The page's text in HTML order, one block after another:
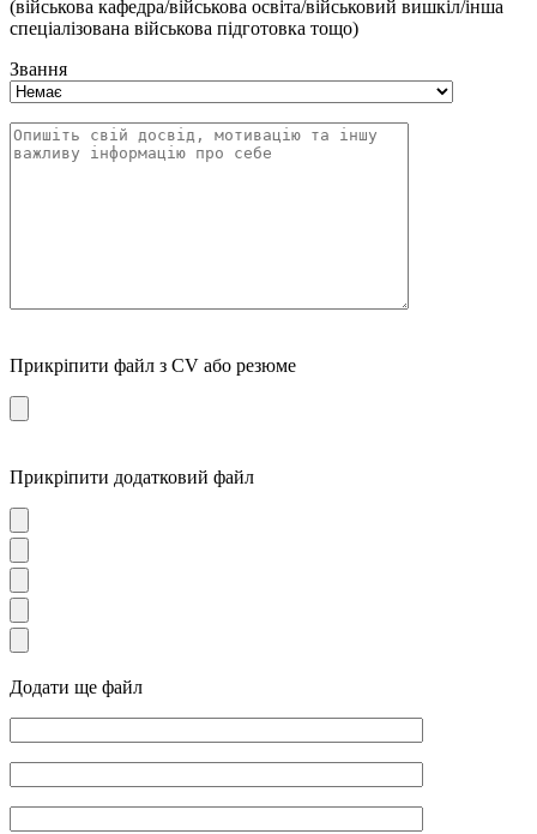
(військова кафедра/військова освіта/військовий вишкіл/інша
спеціалізована військова підготовка тощо)
Звання
Прикріпити файл з CV або резюме
Прикріпити додатковий файл
Додати ще файл